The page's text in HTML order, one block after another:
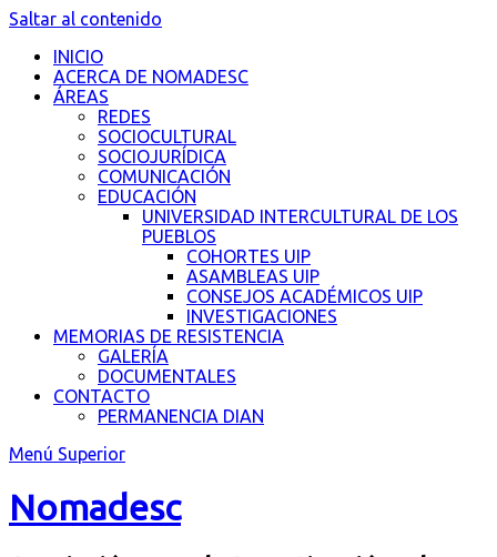
Saltar al contenido
INICIO
ACERCA DE NOMADESC
ÁREAS
REDES
SOCIOCULTURAL
SOCIOJURÍDICA
COMUNICACIÓN
EDUCACIÓN
UNIVERSIDAD INTERCULTURAL DE LOS
PUEBLOS
COHORTES UIP
ASAMBLEAS UIP
CONSEJOS ACADÉMICOS UIP
INVESTIGACIONES
MEMORIAS DE RESISTENCIA
GALERÍA
DOCUMENTALES
CONTACTO
PERMANENCIA DIAN
Menú Superior
Nomadesc